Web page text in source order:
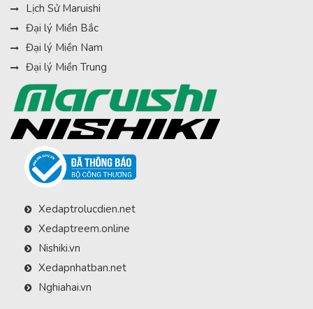
Lịch Sử Maruishi
Đại lý Miền Bắc
Đại lý Miền Nam
Đại lý Miền Trung
Xedaptrolucdien.net
Xedaptreem.online
Nishiki.vn
Xedapnhatban.net
Nghiahai.vn